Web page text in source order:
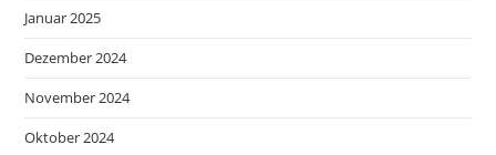
Januar 2025
Dezember 2024
November 2024
Oktober 2024